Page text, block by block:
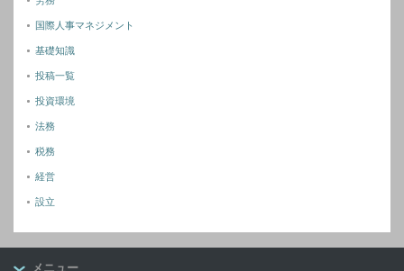
国際人事マネジメント
基礎知識
投稿一覧
投資環境
法務
税務
経営
設立
メニュー